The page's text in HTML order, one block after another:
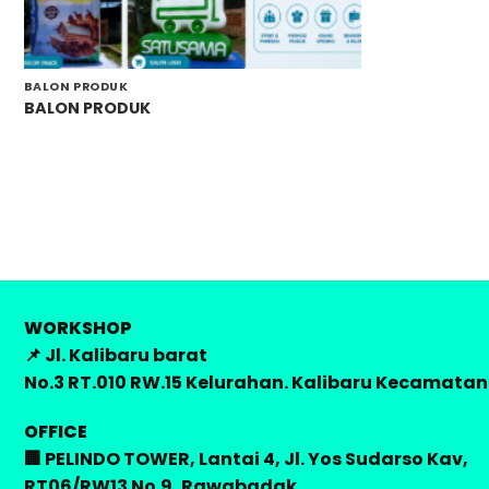
BALON PRODUK
BALON PRODUK
WORKSHOP
📌 Jl. Kalibaru barat
No.3 RT.010 RW.15 Kelurahan. Kalibaru
OFFICE
🏢 PELINDO TOWER, Lantai 4, Jl. Yos Sudarso Kav,